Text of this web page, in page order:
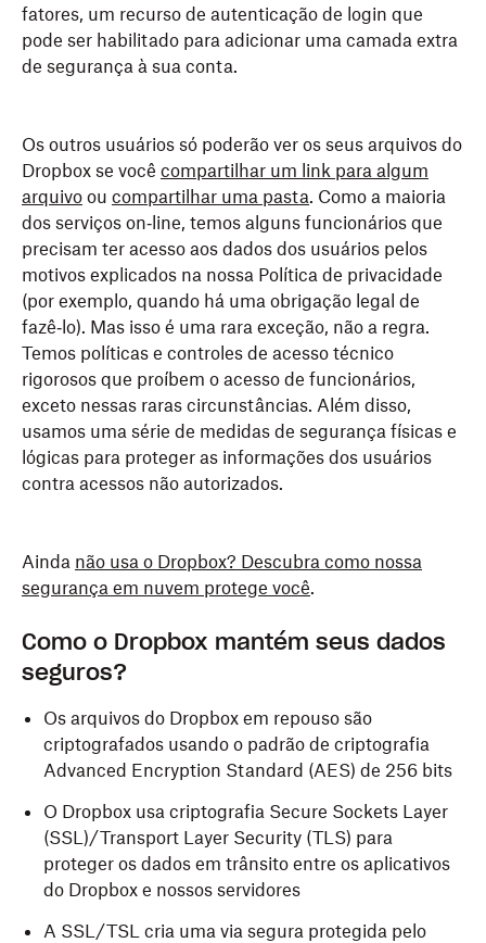
fatores, um recurso de autenticação de login que
pode ser habilitado para adicionar uma camada extra
de segurança à sua conta.
Os outros usuários só poderão ver os seus arquivos do
Dropbox se você compartilhar um link para algum
arquivo ou compartilhar uma pasta. Como a maioria
dos serviços on‑line, temos alguns funcionários que
precisam ter acesso aos dados dos usuários pelos
motivos explicados na nossa Política de privacidade
(por exemplo, quando há uma obrigação legal de
fazê‑lo). Mas isso é uma rara exceção, não a regra.
Temos políticas e controles de acesso técnico
rigorosos que proíbem o acesso de funcionários,
exceto nessas raras circunstâncias. Além disso,
usamos uma série de medidas de segurança físicas e
lógicas para proteger as informações dos usuários
contra acessos não autorizados.
Ainda não usa o Dropbox? Descubra como nossa
segurança em nuvem protege você.
Como o Dropbox mantém seus dados
seguros?
Os arquivos do Dropbox em repouso são
criptografados usando o padrão de criptografia
Advanced Encryption Standard (AES) de 256 bits
O Dropbox usa criptografia Secure Sockets Layer
(SSL)/Transport Layer Security (TLS) para
proteger os dados em trânsito entre os aplicativos
do Dropbox e nossos servidores
A SSL/TSL cria uma via segura protegida pelo